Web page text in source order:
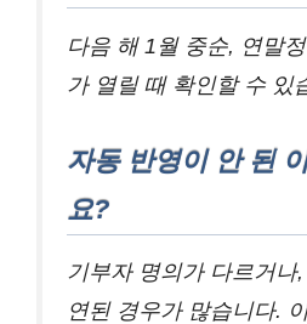
다음 해 1월 중순, 연말
가 열릴 때 확인할 수 있
자동 반영이 안 된
요?
기부자 명의가 다르거나
연된 경우가 많습니다.